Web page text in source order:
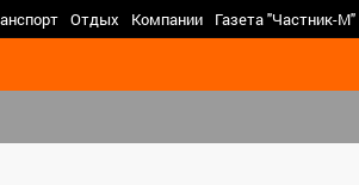
Отдых Компании Газета "Частник-М"
>